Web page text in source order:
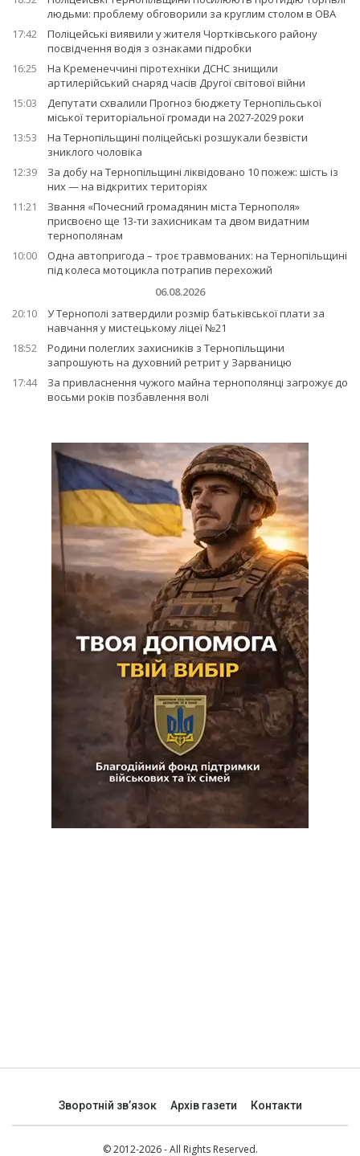
людьми: проблему обговорили за круглим столом в ОВА
17:42
Поліцейські виявили у жителя Чортківського району
посвідчення водія з ознаками підробки
16:25
На Кременеччині піротехніки ДСНС знищили
артилерійський снаряд часів Другої світової війни
15:03
Депутати схвалили Прогноз бюджету Тернопільської
міської територіальної громади на 2027-2029 роки
13:53
На Тернопільщині поліцейські розшукали безвісти
зниклого чоловіка
12:39
За добу на Тернопільщині ліквідовано 10 пожеж: шість із
них — на відкритих територіях
11:21
Звання «Почесний громадянин міста Тернополя»
присвоєно ще 13-ти захисникам та двом видатним
тернополянам
10:00
Одна автопригода – троє травмованих: на Тернопільщині
під колеса мотоцикла потрапив перехожий
06.08.2026
20:10
У Тернополі затвердили розмір батьківської плати за
навчання у мистецькому ліцеї №21
18:52
Родини полеглих захисників з Тернопільщини
запрошують на духовний ретрит у Зарваницю
17:44
За привласнення чужого майна тернополянці загрожує до
восьми років позбавлення волі
Зворотній зв’язок Архів газети Контакти
© 2012-2026 - All Rights Reserved.